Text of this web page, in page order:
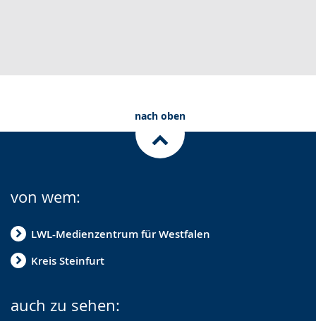
nach oben
von wem:
LWL-Medienzentrum für Westfalen
Kreis Steinfurt
auch zu sehen: